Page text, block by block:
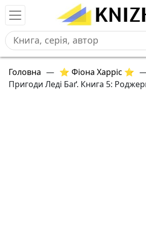
Головна — ⭐ Фіона Харріс ⭐
Пригоди Леді Баґ. Книга 5: